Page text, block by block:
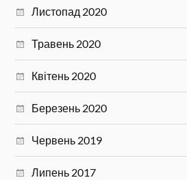
Листопад 2020
Травень 2020
Квітень 2020
Березень 2020
Червень 2019
Липень 2017